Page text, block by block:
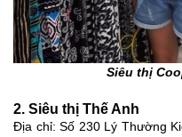
Siêu thị
2. Siêu thị Thế Anh
Địa chỉ: Số 230 Lý Thường